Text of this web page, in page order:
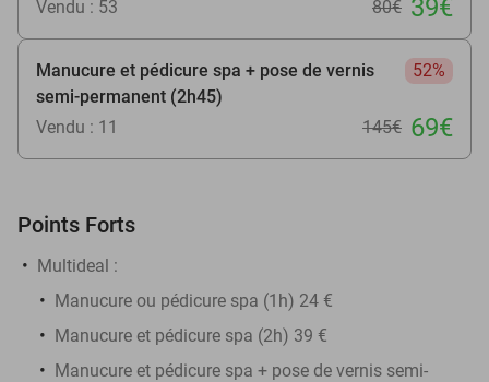
Vendu : 53
80€ 39€
Manucure et pédicure spa + pose de vernis
semi-permanent (2h45)
52%
Vendu : 11 145€ 69€
Points Forts
Multideal :
Manucure ou pédicure spa (1h) 24 €
Manucure et pédicure spa (2h) 39 €
Manucure et pédicure spa + pose de vernis semi-